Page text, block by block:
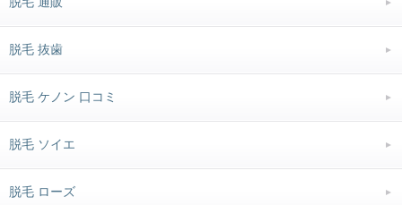
脱毛 抜歯
脱毛 ケノン 口コミ
脱毛 ソイエ
脱毛 ローズ